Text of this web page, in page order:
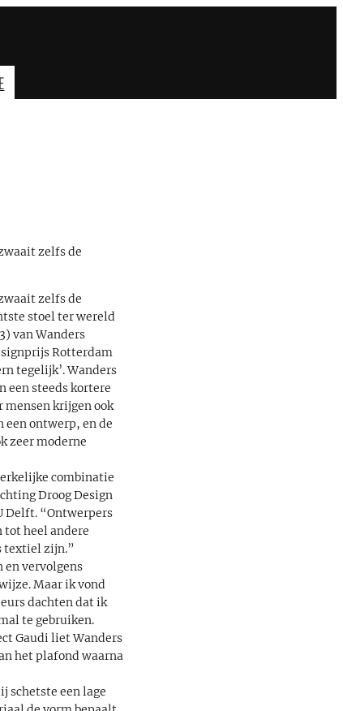
zelfs de
zelfs de
stoel ter wereld
van Wanders
Rotterdam
tegelijk’. Wanders
een steeds kortere
krijgen ook
een ontwerp, en de
zeer moderne
combinatie
Droog Design
Delft. “Ontwerpers
tot heel andere
textiel zijn.”
vervolgens
Maar ik vond
dachten dat ik
te gebruiken.
Gaudi liet Wanders
het plafond waarna
schetste een lage